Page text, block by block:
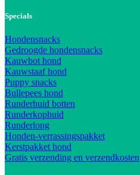
Specials
Hondensnacks
Gedroogde hondensnacks
Kauwbot hond
Kauwstaaf hond
Puppy snacks
Bullepees hond
Runderhuid botten
Runderkophuid
Runderlong
Honden-verrassingspakket
Kerstpakket hond
Gratis verzending en verzendkosten